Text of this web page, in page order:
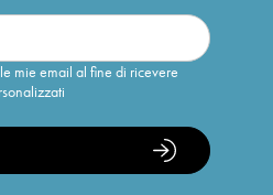
mie email al fine di ricevere